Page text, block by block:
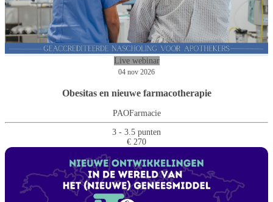
Live webinar
04 nov 2026
Obesitas en nieuwe farmacotherapie
PAOFarmacie
3 - 3.5 punten
€ 270